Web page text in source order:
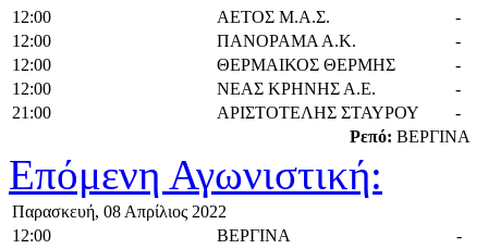
12:00
ΑΕΤΟΣ Μ.Α.Σ.
-
12:00
ΠΑΝΟΡΑΜΑ Α.Κ.
-
12:00
ΘΕΡΜΑΙΚΟΣ ΘΕΡΜΗΣ
-
12:00
ΝΕΑΣ ΚΡΗΝΗΣ Α.Ε.
-
21:00
ΑΡΙΣΤΟΤΕΛΗΣ ΣΤΑΥΡΟΥ
-
Ρεπό: ΒΕΡΓΙΝΑ
Επόμενη Αγωνιστική:
Παρασκευή, 08 Απρίλιος 2022
12:00
ΒΕΡΓΙΝΑ
-